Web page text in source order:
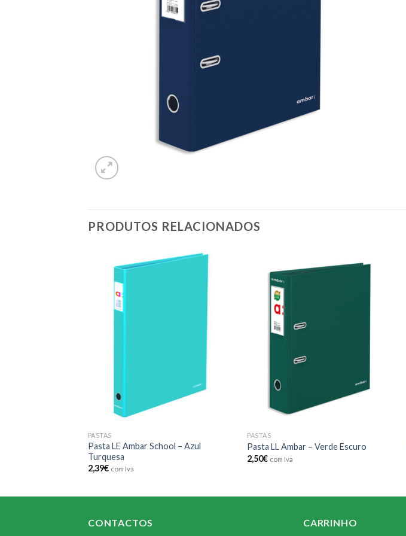
PRODUTOS RELACIONADOS
wishlist
PASTAS
Pasta LE Ambar School – Azul
Turquesa
2,39€ com Iva
PASTAS
Pasta LL Ambar – Verde Escuro
2,50€ com Iva
CONTACTOS CARRINHO